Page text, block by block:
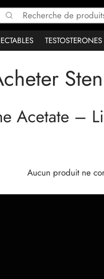
Recherche
pour :
TESTOSTERONES
Acetate –
Aucun produit ne